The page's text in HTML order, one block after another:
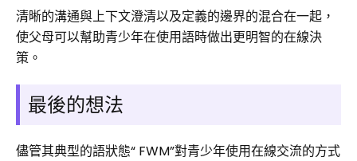
清晰的溝通與上下文澄清以及定義的邊界的混合在一起，
使父母可以幫助青少年在使用語時做出更明智的在線決
策。
最後的想法
儘管其典型的語狀態“ FWM”對青少年使用在線交流的方式